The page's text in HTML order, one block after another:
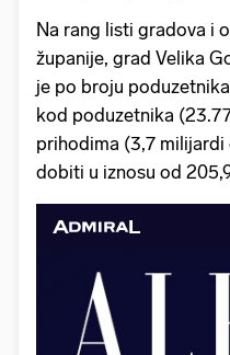
Na rang listi gradova i
županije, grad Velika
je po broju
kod poduzetnika
prihodima (3,7
dobiti u iznosu od